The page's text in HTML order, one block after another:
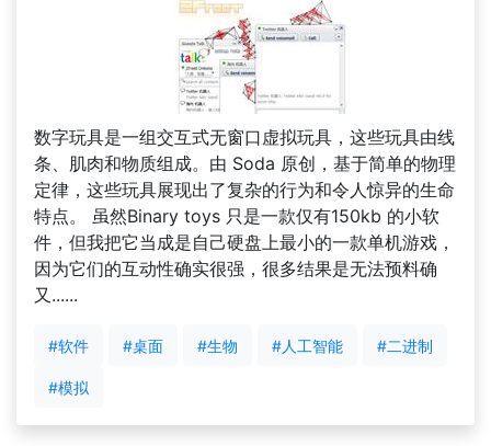
数字玩具是一组交互式无窗口虚拟玩具，这些玩具由线
条、肌肉和物质组成。由 Soda 原创，基于简单的物理
定律，这些玩具展现出了复杂的行为和令人惊异的生命
特点。 虽然Binary toys 只是一款仅有150kb 的小软
件，但我把它当成是自己硬盘上最小的一款单机游戏，
因为它们的互动性确实很强，很多结果是无法预料确
又......
#软件 #桌面 #生物 #人工智能 #二进制
#模拟